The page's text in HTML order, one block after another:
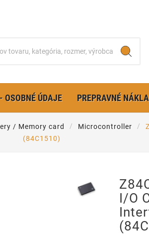
OSOBNÉ ÚDAJE PREPRAVNÉ
/ Memory card Microcontroller
(84C1510)
I/O